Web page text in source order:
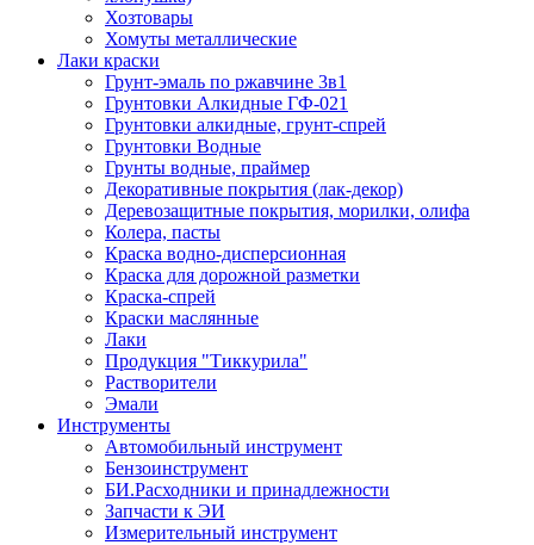
Хозтовары
Хомуты металлические
Лаки краски
Грунт-эмаль по ржавчине 3в1
Грунтовки Алкидные ГФ-021
Грунтовки алкидные, грунт-спрей
Грунтовки Водные
Грунты водные, праймер
Декоративные покрытия (лак-декор)
Деревозащитные покрытия, морилки, олифа
Колера, пасты
Краска водно-дисперсионная
Краска для дорожной разметки
Краска-спрей
Краски маслянные
Лаки
Продукция "Тиккурила"
Растворители
Эмали
Инструменты
Автомобильный инструмент
Бензоинструмент
БИ.Расходники и принадлежности
Запчасти к ЭИ
Измерительный инструмент